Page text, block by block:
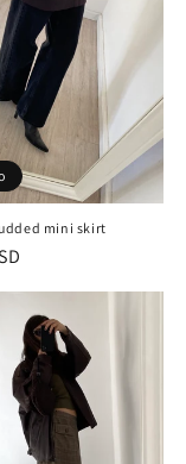
mini skirt